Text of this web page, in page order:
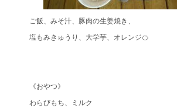
ご飯、みそ汁、豚肉の生姜焼き、
塩もみきゅうり、大学芋、オレンジ🍊
《おやつ》
わらびもち、ミルク